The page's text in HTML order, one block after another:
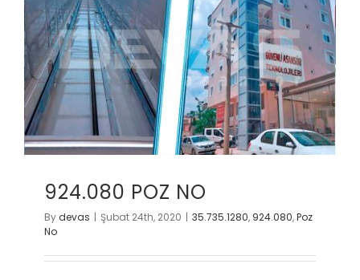
924.080 POZ NO
Bydevas | Şubat 24th, 2020 | 35.735.1280, 924.080,Poz
No